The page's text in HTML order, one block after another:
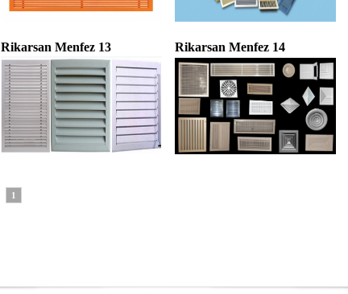
Rikarsan Menfez 13 Rikarsan Menfez 14
1